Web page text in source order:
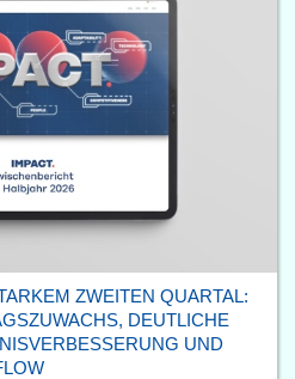
ZWEITEN QUARTAL:
DEUTLICHE
UND